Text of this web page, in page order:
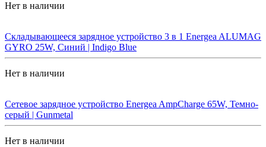
Нет в наличии
Складывающееся зарядное устройство 3 в 1 Energea ALUMAG
GYRO 25W, Синий | Indigo Blue
Нет в наличии
Сетевое зарядное устройство Energea AmpCharge 65W, Темно-
серый | Gunmetal
Нет в наличии